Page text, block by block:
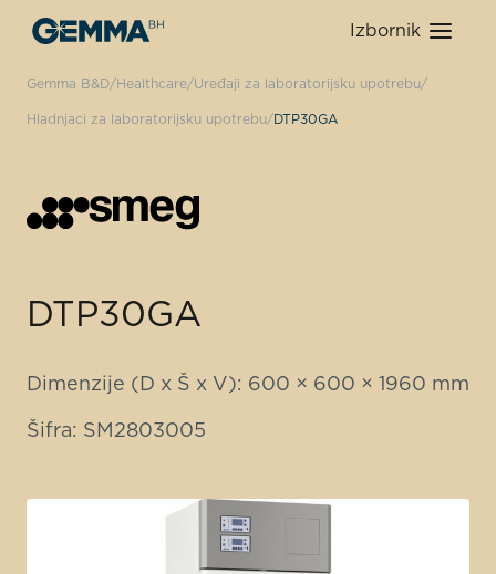
Izbornik
Gemma B&D Healthcare Uređaji za laboratorijsku upotrebu
Hladnjaci za laboratorijsku upotrebu DTP30GA
DTP30GA
Dimenzije (D x Š x V): 600 × 600 × 1960 mm
Šifra: SM2803005